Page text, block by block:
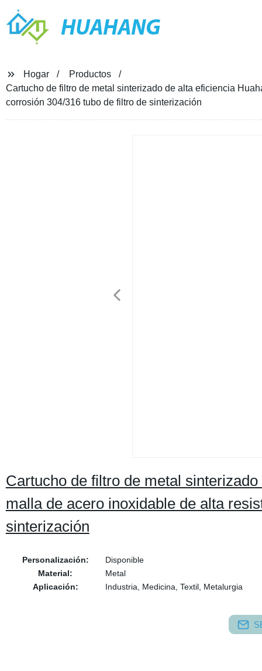
HUAHANG
Hogar
Productos
Cartucho de filtro de metal sinterizado de alta eficiencia
corrosión 304/316 tubo de filtro de sinterización
Cartucho de filtro de metal
malla de acero inoxidable de alta
sinterización
Personalización:
Disponible
Material:
Metal
Aplicación:
Industria, Medicina, Textil, Metalurgia